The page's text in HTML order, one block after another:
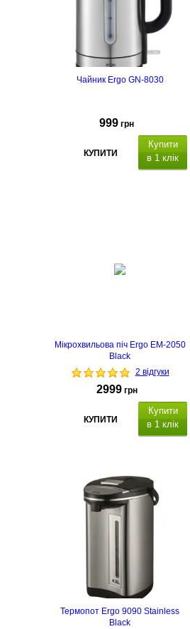
Чайник Ergo GN-8030
999 грн
КУПИТИ
Купити
в 1 клік
Мікрохвильова піч Ergo EM-2050
Black
2 відгуки
2999 грн
КУПИТИ
Купити
в 1 клік
Термопот Ergo 9090 Stainless
Black